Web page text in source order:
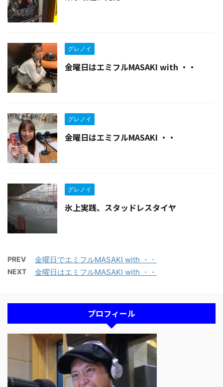
グレノイ
金曜日はエミフルMASAKI with ・・
グレノイ
金曜日はエミフルMASAKI ・・
グレノイ
氷上実践、スタッドレスタイヤ
PREV 金曜日でエミフルMASAKI with ・・
NEXT 金曜日はエミフルMASAKI with ・・
プロフィール